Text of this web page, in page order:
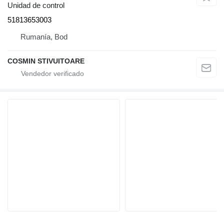
Unidad de control
51813653003
Rumanía, Bod
COSMIN STIVUITOARE